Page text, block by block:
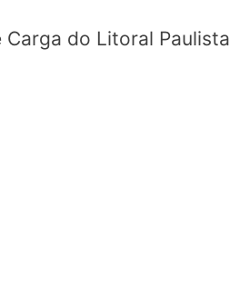
do Litoral Paulista